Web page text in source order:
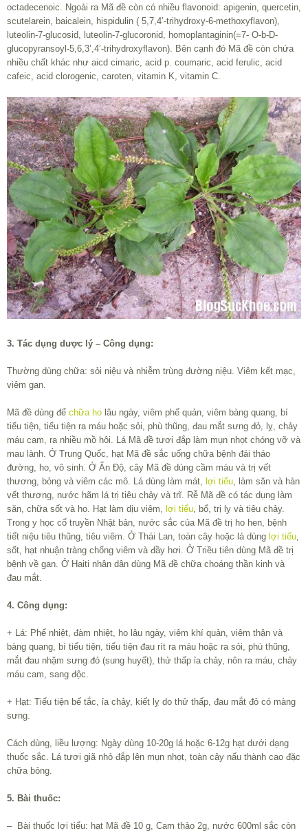
octadecenoic. Ngoài ra Mã đề còn có nhiều flavonoid: apigenin, quercetin,
scutelarein, baicalein, hispidulin ( 5,7,4’-trihydroxy-6-methoxyflavon),
luteolin-7-glucosid, luteolin-7-glucoronid, homoplantaginin(=7- O-b-D-
glucopyransoyl-5,6,3’,4’-trihydroxyflavon). Bên cạnh đó Mã đề còn chứa
nhiều chất khác như aicd cimaric, acid p. coumaric, acid ferulic, acid
cafeic, acid clorogenic, caroten, vitamin K, vitamin C.
3. Tác dụng dược lý – Công dụng:
Thường dùng chữa: sỏi niệu và nhiễm trùng đường niệu. Viêm kết mạc,
viêm gan.
Mã đề dùng để chữa ho lâu ngày, viêm phế quản, viêm bàng quang, bí
tiểu tiện, tiểu tiện ra máu hoặc sỏi, phù thũng, đau mắt sưng đỏ, lỵ, chảy
máu cam, ra nhiều mồ hôi. Lá Mã đề tươi đắp làm mụn nhọt chóng vỡ và
mau lành. Ở Trung Quốc, hạt Mã đề sắc uống chữa bệnh đái tháo
đường, ho, vô sinh. Ở Ấn Độ, cây Mã đề dùng cầm máu và trị vết
thương, bỏng và viêm các mô. Lá dùng làm mát,
lợi tiểu , làm săn và hàn
vết thương, nước hãm lá trị tiêu chảy và trĩ. Rễ Mã đề có tác dụng làm
săn, chữa sốt và ho. Hạt làm dịu viêm,
lợi tiểu , bổ, trị lỵ và tiêu chảy.
Trong y học cổ truyền Nhật bản, nước sắc của Mã đề trị ho hen, bệnh
tiết niệu tiêu thũng, tiêu viêm. Ở Thái Lan, toàn cây hoặc lá dùng lợi tiểu
sốt, hạt nhuận tràng chống viêm và đầy hơi. Ở Triều tiên dùng Mã đề trị
bệnh về gan. Ở Haiti nhân dân dùng Mã đề chữa choáng thần kinh và
đau mắt.
4. Công dụng:
+ Lá: Phế nhiệt, đàm nhiệt, ho lâu ngày, viêm khí quản, viêm thận và
bàng quang, bí tiểu tiện, tiểu tiện đau rít ra máu hoặc ra sỏi, phù thũng,
mắt đau nhặm sưng đỏ (sung huyết), thử thấp ỉa chảy, nôn ra máu, chảy
máu cam, sang độc.
+ Hạt: Tiểu tiện bế tắc, ỉa chảy, kiết lỵ do thử thấp, đau mắt đỏ có màng
sưng.
Cách dùng, liều lượng: Ngày dùng 10-20g lá hoặc 6-12g hạt dưới dạng
thuốc sắc. Lá tươi giã nhỏ đắp lên mụn nhọt, toàn cây nấu thành cao đặc
chữa bỏng.
5. Bài thuốc:
– Bài thuốc lợi tiểu: hạt Mã đề 10 g, Cam thảo 2g, nước 600ml sắc còn